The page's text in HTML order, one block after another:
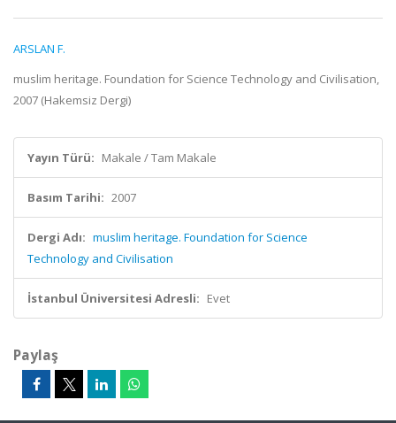
ARSLAN F.
muslim heritage. Foundation for Science Technology and Civilisation,
2007 (Hakemsiz Dergi)
Yayın Türü: Makale / Tam Makale
Basım Tarihi: 2007
Dergi Adı: muslim heritage. Foundation for Science
Technology and Civilisation
İstanbul Üniversitesi Adresli: Evet
Paylaş